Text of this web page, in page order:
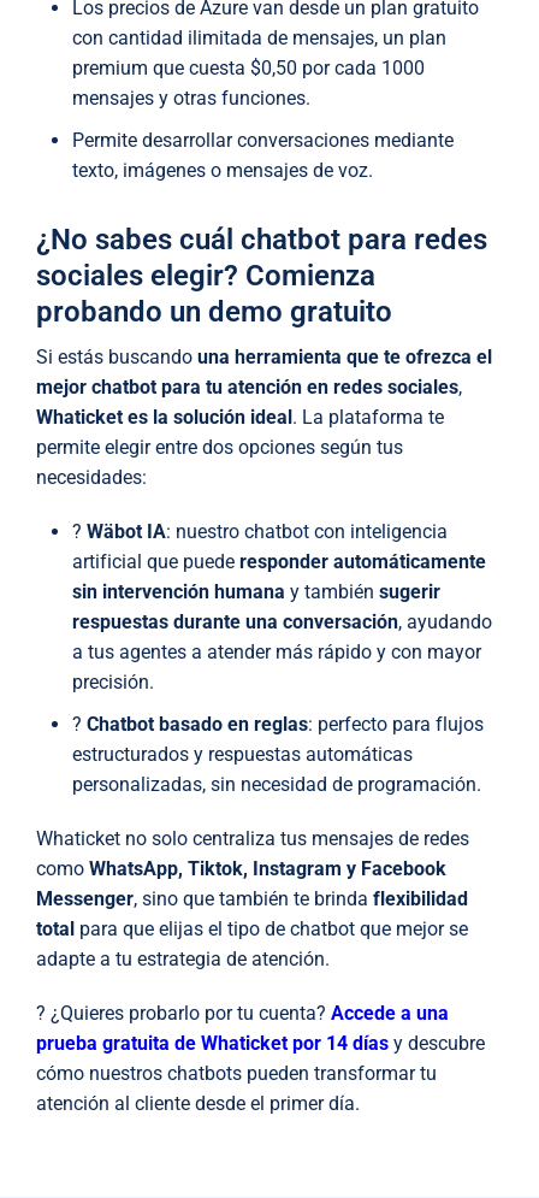
Los precios de Azure van desde un plan gratuito
con cantidad ilimitada de mensajes, un plan
premium que cuesta $0,50 por cada 1000
mensajes y otras funciones.
Permite desarrollar conversaciones mediante
texto, imágenes o mensajes de voz.
¿No sabes cuál chatbot para redes
sociales elegir? Comienza
probando un demo gratuito
Si estás buscando una herramienta que te ofrezca el
mejor chatbot para tu atención en redes sociales,
Whaticket es la solución ideal . La plataforma te
permite elegir entre dos opciones según tus
necesidades:
? Wäbot IA: nuestro chatbot con inteligencia
artificial que puede responder automáticamente
sin intervención humana y también sugerir
respuestas durante una conversación, ayudando
a tus agentes a atender más rápido y con mayor
precisión.
? Chatbot basado en reglas: perfecto para flujos
estructurados y respuestas automáticas
personalizadas, sin necesidad de programación.
Whaticket no solo centraliza tus mensajes de redes
como WhatsApp, Tiktok, Instagram y Facebook
Messenger, sino que también te brinda flexibilidad
total para que elijas el tipo de chatbot que mejor se
adapte a tu estrategia de atención.
? ¿Quieres probarlo por tu cuenta? Accede a una
prueba gratuita de Whaticket por 14 días y descubre
cómo nuestros chatbots pueden transformar tu
atención al cliente desde el primer día.